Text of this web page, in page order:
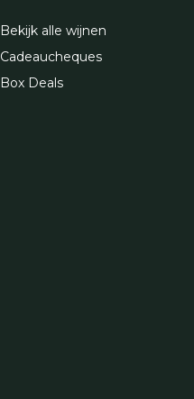
Bekijk alle wijnen
Cadeaucheques
Box Deals